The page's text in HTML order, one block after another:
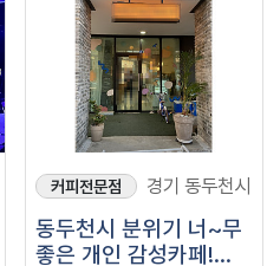
커피전문점 경기 동두천시
동두천시 분위기 너~무
좋은 개인 감성카페!